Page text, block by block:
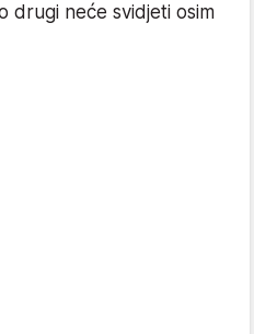
drugi neće svidjeti osim